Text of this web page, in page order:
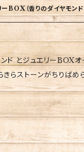
ます。その際は、表面を
ーガンジーは巾着タイプ
ご自身に、大切な方へ
イトorイエローからお選
、ピンク・レッド・グリー
す。 〜
置きますと、退色し縮
長期間ご使用されると
。その際は、表面を削
BOX（香りのダイヤモンド
ド とジュエリーBOX
セットになったお得な
ダイヤモンドをドバイの
身に、大切な方へのプ
ズ：（蓋をした状態